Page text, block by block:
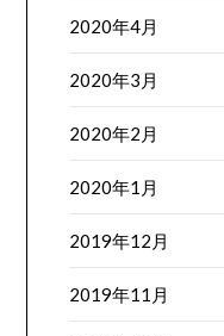
2020年4月
2020年3月
2020年2月
2020年1月
2019年12月
2019年11月